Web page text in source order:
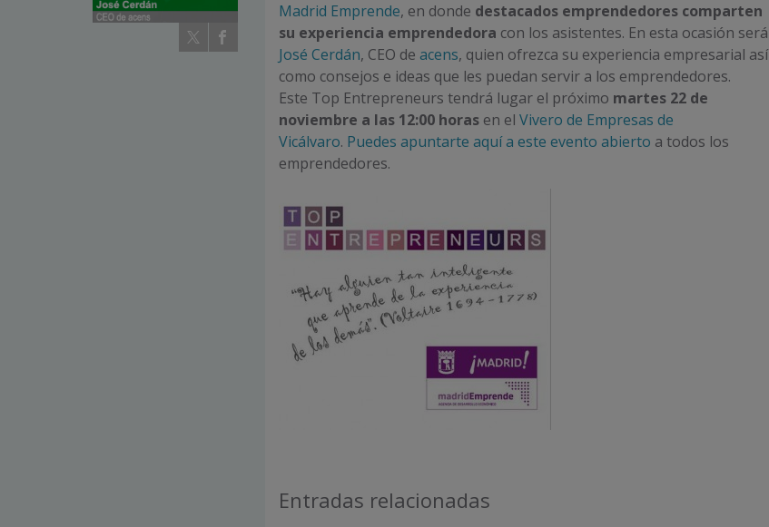
Madrid Emprende, en donde destacados emprendedores comparten
su experiencia emprendedora con los asistentes. En esta ocasión será
José Cerdán, CEO de acens, quien ofrezca su experiencia empresarial así
como consejos e ideas que les puedan servir a los emprendedores.
Este Top Entrepreneurs tendrá lugar el próximo martes 22 de
noviembre a las 12:00 horas en el Vivero de Empresas de
Vicálvaro. Puedes apuntarte aquí a este evento abierto a todos los
emprendedores.
Entradas relacionadas